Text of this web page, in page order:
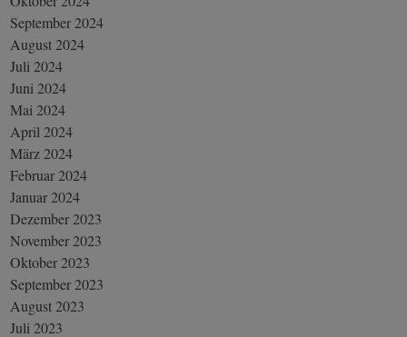
September 2024
August 2024
Juli 2024
Juni 2024
Mai 2024
April 2024
März 2024
Februar 2024
Januar 2024
Dezember 2023
November 2023
Oktober 2023
September 2023
August 2023
Juli 2023